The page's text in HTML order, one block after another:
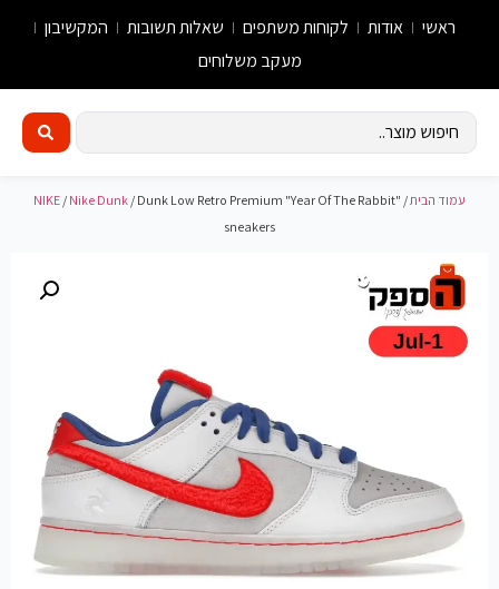
ראשי אודות לקוחות משתפים שאלות תשובות
המקשיבון
מעקב משלוחים
עמוד הבית/
NIKE / Nike Dunk / Dunk Low Retro Premium "Year Of The Rabbit"
sneakers